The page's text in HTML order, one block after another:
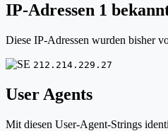
IP-Adressen 1
Diese IP-Adressen wurden bisher
212.214.229.27
User Agents
Mit diesen User-Agent-Strings